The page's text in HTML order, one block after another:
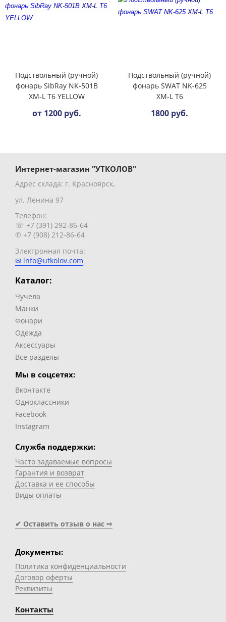
Подствольный (ручной)
фонарь SibRay NK-501В
XM-L T6 YELLOW
от 1200 руб.
Подствольный (ручной)
фонарь SWAT NK-625
XM-L T6
1800 руб.
Интернет-магазин "УТКОЛОВ"
Адрес склада: г. Красноярск,
ул. Ленина 97
Телефон:
☏ +7 (391) 292-86-64
✆ +7 (908) 212-86-64
Электронная почта:
✉ info@utkolov.com
Каталог:
Чучела
Манки
Фонари
Одежда
Аксессуары
Все разделы
Мы в соцсетях:
Вконтакте
Одноклассники
Facebook
Instagram
Служба поддержки:
Часто задаваемые вопросы
Гарантия и возврат
Доставка и ее способы
Виды оплаты
✔ Оставить отзыв о нас ⇨
Документы:
Политика конфиденциальности
Договор оферты
Реквизиты
Контакты